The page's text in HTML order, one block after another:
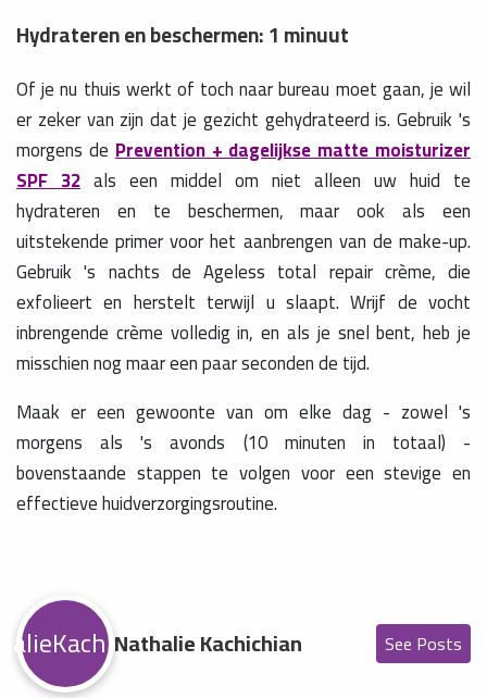
Hydrateren en beschermen: 1 minuut
Of je nu thuis werkt of toch naar bureau moet gaan, je wil
er zeker van zijn dat je gezicht gehydrateerd is. Gebruik 's
morgens dePrevention + dagelijkse matte moisturizer
SPF 32 als een middel om niet alleen uw huid te
hydrateren en te beschermen, maar ook als een
uitstekende primer voor het aanbrengen van de make-up.
Gebruik 's nachts de Ageless total repair crème, die
exfolieert en herstelt terwijl u slaapt. Wrijf de vocht
inbrengende crème volledig in, en als je snel bent, heb je
misschien nog maar een paar seconden de tijd.
Maak er een gewoonte van om elke dag - zowel 's
morgens als 's avonds (10 minuten in totaal) -
bovenstaande stappen te volgen voor een stevige en
effectieve huidverzorgingsroutine.
Nathalie Kachichian See Posts